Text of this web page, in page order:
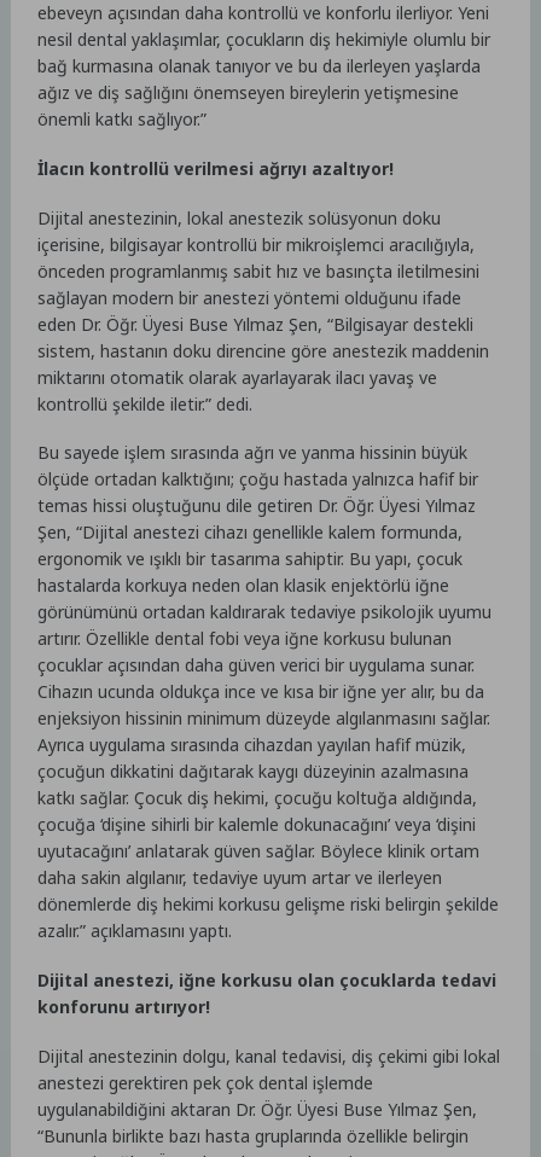
ebeveyn açısından daha kontrollü ve konforlu ilerliyor. Yeni
nesil dental yaklaşımlar, çocukların diş hekimiyle olumlu bir
bağ kurmasına olanak tanıyor ve bu da ilerleyen yaşlarda
ağız ve diş sağlığını önemseyen bireylerin yetişmesine
önemli katkı sağlıyor.”
İlacın kontrollü verilmesi ağrıyı azaltıyor!
Dijital anestezinin, lokal anestezik solüsyonun doku
içerisine, bilgisayar kontrollü bir mikroişlemci aracılığıyla,
önceden programlanmış sabit hız ve basınçta iletilmesini
sağlayan modern bir anestezi yöntemi olduğunu ifade
eden Dr. Öğr. Üyesi Buse Yılmaz Şen, “Bilgisayar destekli
sistem, hastanın doku direncine göre anestezik maddenin
miktarını otomatik olarak ayarlayarak ilacı yavaş ve
kontrollü şekilde iletir.” dedi.
Bu sayede işlem sırasında ağrı ve yanma hissinin büyük
ölçüde ortadan kalktığını; çoğu hastada yalnızca hafif bir
temas hissi oluştuğunu dile getiren Dr. Öğr. Üyesi Yılmaz
Şen, “Dijital anestezi cihazı genellikle kalem formunda,
ergonomik ve ışıklı bir tasarıma sahiptir. Bu yapı, çocuk
hastalarda korkuya neden olan klasik enjektörlü iğne
görünümünü ortadan kaldırarak tedaviye psikolojik uyumu
artırır. Özellikle dental fobi veya iğne korkusu bulunan
çocuklar açısından daha güven verici bir uygulama sunar.
Cihazın ucunda oldukça ince ve kısa bir iğne yer alır, bu da
enjeksiyon hissinin minimum düzeyde algılanmasını sağlar.
Ayrıca uygulama sırasında cihazdan yayılan hafif müzik,
çocuğun dikkatini dağıtarak kaygı düzeyinin azalmasına
katkı sağlar. Çocuk diş hekimi, çocuğu koltuğa aldığında,
çocuğa ‘dişine sihirli bir kalemle dokunacağını’ veya ‘dişini
uyutacağını’ anlatarak güven sağlar. Böylece klinik ortam
daha sakin algılanır, tedaviye uyum artar ve ilerleyen
dönemlerde diş hekimi korkusu gelişme riski belirgin şekilde
azalır.” açıklamasını yaptı.
Dijital anestezi, iğne korkusu olan çocuklarda tedavi
konforunu artırıyor!
Dijital anestezinin dolgu, kanal tedavisi, diş çekimi gibi lokal
anestezi gerektiren pek çok dental işlemde
uygulanabildiğini aktaran Dr. Öğr. Üyesi Buse Yılmaz Şen,
“Bununla birlikte bazı hasta gruplarında özellikle belirgin